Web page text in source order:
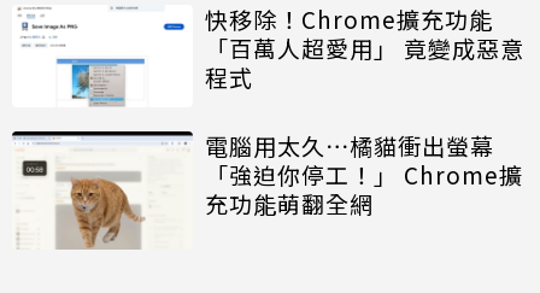
快移除！Chrome擴充功能
「百萬人超愛用」 竟變成惡意
程式
電腦用太久⋯橘貓衝出螢幕
「強迫你停工！」 Chrome擴
充功能萌翻全網